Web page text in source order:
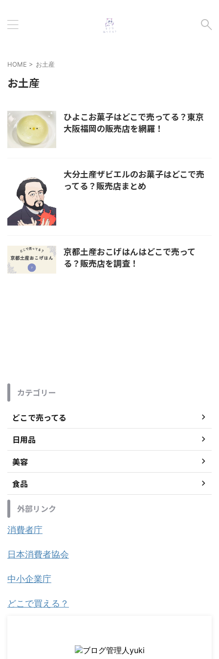
HOME > お土産
お土産
ひよこお菓子はどこで売ってる？東京
大阪福岡の販売店を網羅！
大分土産ザビエルのお菓子はどこで売
ってる？販売店まとめ
京都土産おこげはんはどこで売って
る？販売店を調査！
カテゴリー
どこで売ってる
日用品
美容
食品
外部リンク
消費者庁
日本消費者協会
中小企業庁
どこで買える？